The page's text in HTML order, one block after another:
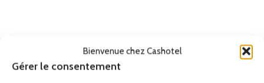
Bienvenue chez Cashotel
Gérer le consentement